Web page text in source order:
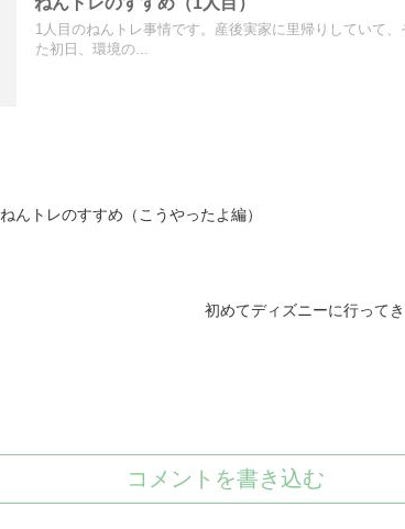
1人目のねんトレ事情です。産後実家に里帰りしていて
た初日、環境の...
ねんトレのすすめ（こうやったよ編）
初めてディズニーに行って
コメントを書き込む